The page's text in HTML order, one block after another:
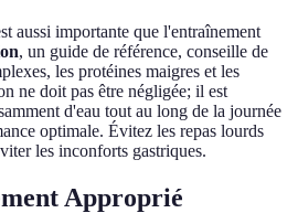
aussi importante que l'entraînement
, un guide de référence, conseille de
les protéines maigres et les
ne doit pas être négligée; il est
d'eau tout au long de la journée
optimale. Évitez les repas lourds
les inconforts gastriques.
Approprié